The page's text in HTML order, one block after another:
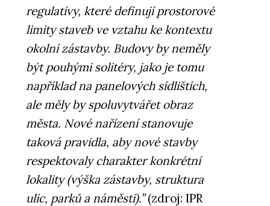
regulativy, které definují prostorové
limity staveb ve vztahu ke kontextu
okolní zástavby. Budovy by neměly
být pouhými solitéry, jako je tomu
například na panelových sídlištích,
ale měly by spoluvytvářet obraz
města. Nové nařízení stanovuje
taková pravidla, aby nové stavby
respektovaly charakter konkrétní
lokality (výška zástavby, struktura
ulic, parků a náměstí).”(zdroj: IPR